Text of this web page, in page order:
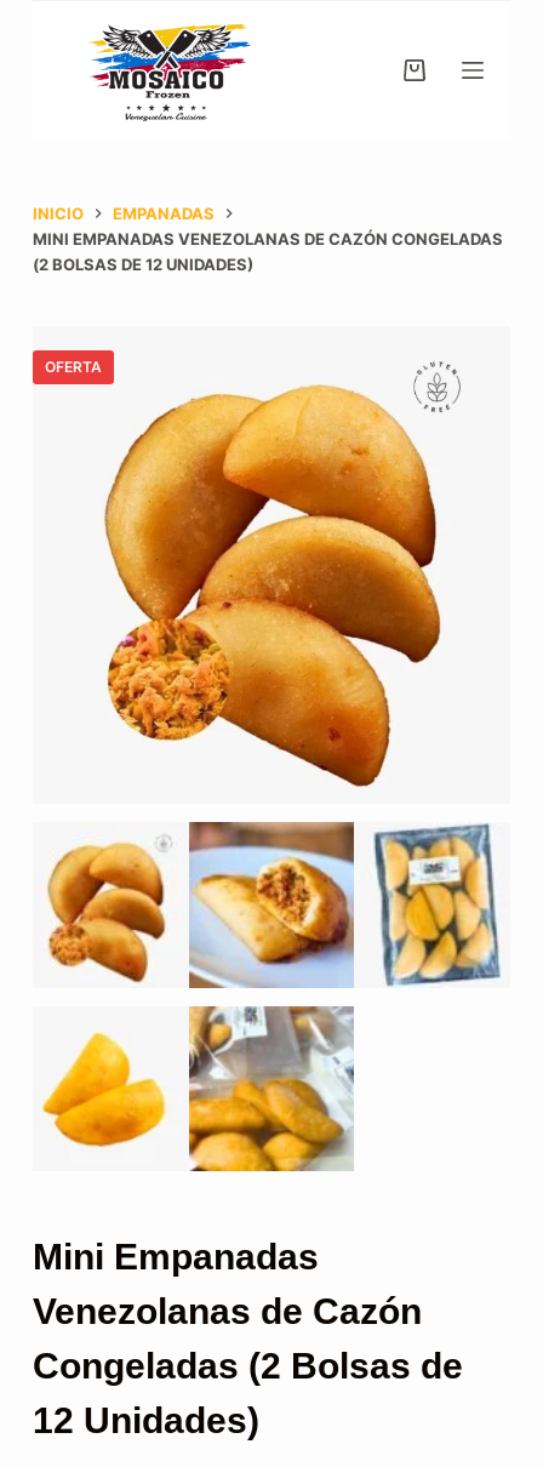
contenido
Carro
INICIO
EMPANADAS
MINI EMPANADAS VENEZOLANAS DE CAZÓN CONGELADAS
(2 BOLSAS DE 12 UNIDADES)
OFERTA
Mini Empanadas
Venezolanas de Cazón
Congeladas (2 Bolsas de
12 Unidades)